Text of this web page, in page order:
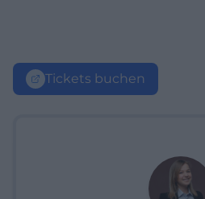
Tickets buchen